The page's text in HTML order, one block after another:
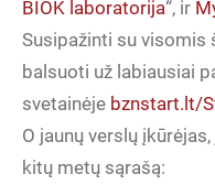
BIOK laboratorija“, ir
Susipažinti su
balsuoti už labiausiai
svetainėje bznstart.lt/
O jaunų verslų
kitų metų sąrašą: